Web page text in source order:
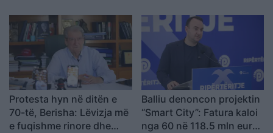
autori i dyshuar dhe
viktima ishin rritur bashkë
Protesta hyn në ditën e
70-të, Berisha: Lëvizja më
e fuqishme rinore dhe
Balliu denoncon projektin
“Smart City”: Fatura kaloi
nga 60 në 118.5 mln euro,